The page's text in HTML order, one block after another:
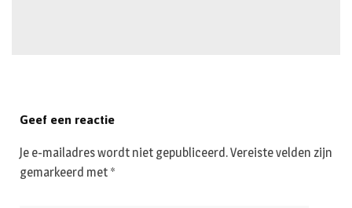
Geef een reactie
Je e-mailadres wordt niet gepubliceerd.Vereiste velden zijn
gemarkeerd met *